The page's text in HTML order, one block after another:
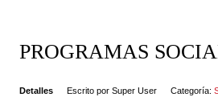
PROGRAMAS
Detalles Escrito porSuper User Categoría: